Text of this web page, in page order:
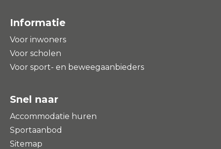
Informatie
Voor inwoners
Voor scholen
Voor sport- en beweegaanbieders
Snel naar
Accommodatie huren
Sportaanbod
Sitemap